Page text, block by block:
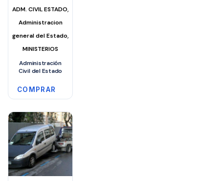
ADM. CIVIL ESTADO,
Administracion
general del Estado,
MINISTERIOS
Administración
Civil del Estado
COMPRAR